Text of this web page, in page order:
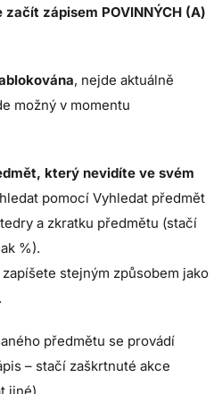
začít zápisem POVINNÝCH (A)
, nejde aktuálně
možný v momentu
který nevidíte ve svém
pomocí Vyhledat předmět
a zkratku předmětu (stačí
%).
stejným způsobem jako
předmětu se provádí
– stačí zaškrtnuté akce